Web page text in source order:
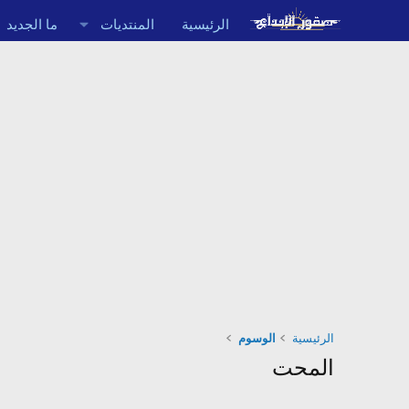
الرئيسية المنتديات ما الجديد
الرئيسية الوسوم
المحت